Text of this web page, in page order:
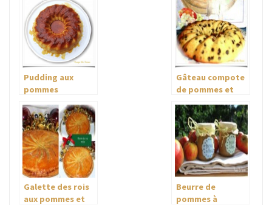
Pudding aux
pommes
Gâteau compote
de pommes et
Galette des rois
aux pommes et
Beurre de
pommes à